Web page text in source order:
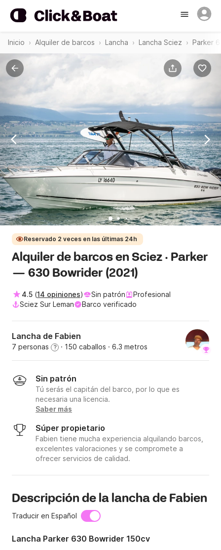
Inicio Alquiler de barcos Lancha Lancha Sciez Parker
Reservado 2 veces en las últimas 24h
Alquiler de barcos en Sciez · Parker
— 630 Bowrider (2021)
4.5 (14 opiniones) Sin patrón
Profesional
Sciez Sur Leman
Barco verificado
Lancha de Fabien
7 personas ? · 150 caballos · 6.3 metros
Sin patrón
Tú serás el capitán del barco, por lo que es
necesaria una licencia.
Saber más
Súper propietario
Fabien tiene mucha experiencia alquilando barcos,
excelentes valoraciones y se compromete a
ofrecer servicios de calidad.
Descripción de la lancha de Fabien
Traducir en Español
Lancha Parker 630 Bowrider 150cv